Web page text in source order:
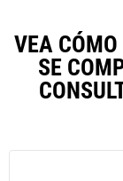
VEA
SE